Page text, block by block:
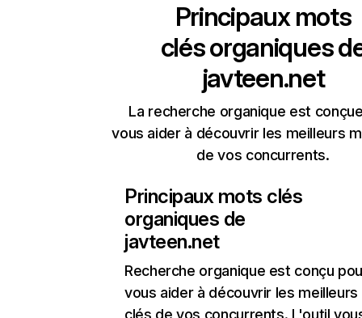
Principaux mots
clés organiques
javteen.net
La recherche organique est
vous aider à découvrir les meilleurs
de vos concurrents.
Principaux mots clés
organiques de
javteen.net
Recherche organique est conçu
vous aider à découvrir les
clés de vos concurrents. L'outil